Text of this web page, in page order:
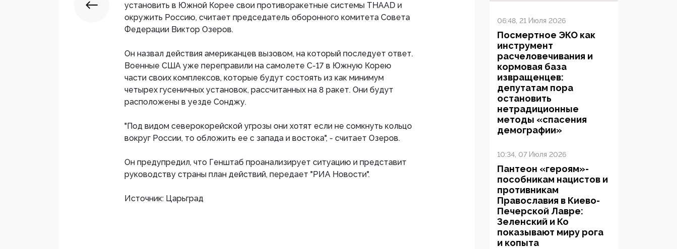
установить в Южной Корее свои противоракетные системы THAAD и
окружить Россию, считает председатель оборонного комитета Совета
Федерации Виктор Озеров.
Он назвал действия американцев вызовом, на который последует ответ.
Военные США уже переправили на самолете С-17 в Южную Корею
части своих комплексов, которые будут состоять из как минимум
четырех гусеничных установок, рассчитанных на 8 ракет. Они будут
расположены в уезде Сонджу.
"Под видом северокорейской угрозы они хотят если не сомкнуть кольцо
вокруг России, то обложить ее с запада и востока", - считает Озеров.
Он предупредил, что Генштаб проанализирует ситуацию и представит
руководству страны план действий, передает "РИА Новости".
Источник: Царьград
06:48, 21 Июля 2026
Посмертное ЭКО как
инструмент
расчеловечивания и
кормовая база
извращенцев:
депутатам пора
остановить
нетрадиционные
методы «спасения
демографии»
10:34, 07 Июля 2026
Пантеон «героям»-
пособникам нацистов и
противникам
Православия в Киево-
Печерской Лавре:
Зеленский и Ко
показывают миру рога
и копыта